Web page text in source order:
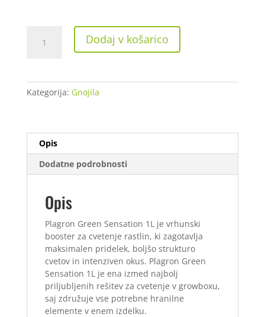
Green
L
količina
Dodaj v košarico
Kategorija: Gnojila
Opis
Dodatne podrobnosti
Opis
Plagron Green Sensation 1L je vrhunski
booster za cvetenje rastlin, ki zagotavlja
maksimalen pridelek, boljšo strukturo
cvetov in intenziven okus. Plagron Green
Sensation 1L je ena izmed najbolj
priljubljenih rešitev za cvetenje v growboxu,
saj združuje vse potrebne hranilne
elemente v enem izdelku.